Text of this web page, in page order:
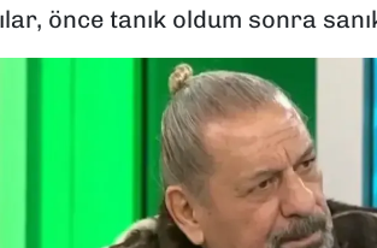
önce tanık oldum sonra